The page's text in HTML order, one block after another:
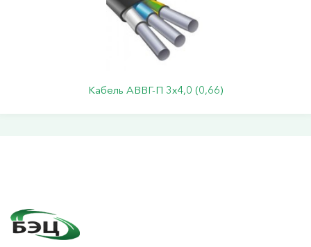
Кабель АВВГ-П 3х4,0 (0,66)